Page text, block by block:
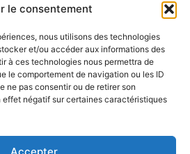
le consentement
nous utilisons des technologies
et/ou accéder aux informations des
à ces technologies nous permettra de
le comportement de navigation ou les ID
ne pas consentir ou de retirer son
négatif sur certaines caractéristiques
Accepter